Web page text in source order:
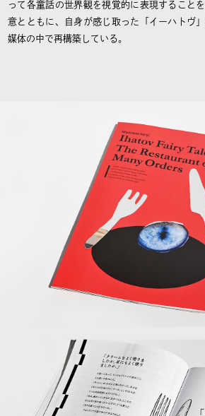
って各童話の世界観を視覚的に表現すること
意とともに、自身が感じ取った「イーハトヴ
媒体の中で再構築している。